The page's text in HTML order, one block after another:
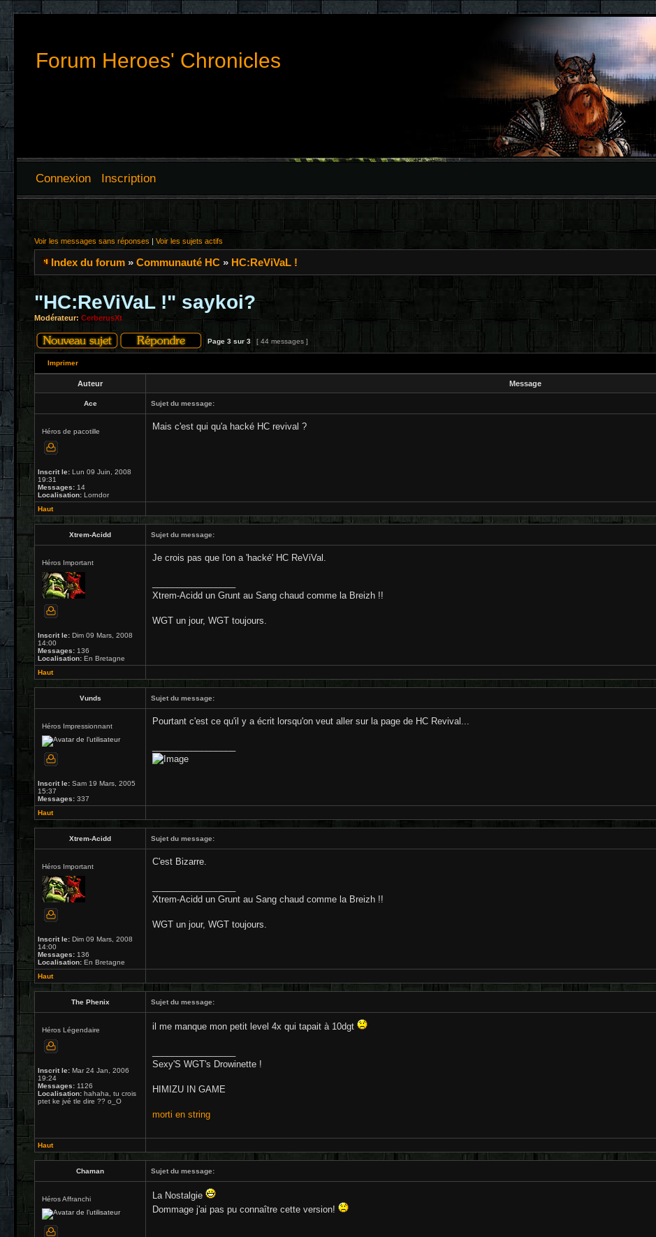
Forum Heroes' Chronicles
Connexion Inscription
Voir les messages sans réponses | Voir les sujets actifs
Index du forum » Communauté HC » HC:ReViVaL !
"HC:ReViVaL !" saykoi?
Modérateur: CerberusXt
Page 3 sur 3 [ 44 messages ]
Imprimer
Auteur Message
Ace Sujet du message:
Héros de pacotille
Inscrit le: Lun 09 Juin, 2008
19:31
Messages: 14
Localisation: Lorndor
Mais c'est qui qu'a hacké HC revival ?
Haut
Xtrem-Acidd Sujet du message:
Héros Important
Inscrit le: Dim 09 Mars, 2008
14:00
Messages: 136
Localisation: En Bretagne
Je crois pas que l'on a 'hacké' HC ReViVal.
Xtrem-Acidd un Grunt au Sang chaud comme la Breizh !!
WGT un jour, WGT toujours.
Haut
Vunds Sujet du message:
Héros Impressionnant
Inscrit le: Sam 19 Mars, 2005
15:37
Messages: 337
Pourtant c'est ce qu'il y a écrit lorsqu'on veut aller sur la page de HC Revival...
Haut
Xtrem-Acidd Sujet du message:
Héros Important
Inscrit le: Dim 09 Mars, 2008
14:00
Messages: 136
Localisation: En Bretagne
C'est Bizarre.
Xtrem-Acidd un Grunt au Sang chaud comme la Breizh !!
WGT un jour, WGT toujours.
Haut
The Phenix Sujet du message:
Héros Légendaire
Inscrit le: Mar 24 Jan, 2006
19:24
Messages: 1126
Localisation: hahaha, tu crois
ptet ke jvé tle dire ?? o_O
il me manque mon petit level 4x qui tapait à 10dgt
Sexy'S WGT's Drowinette !
HIMIZU IN GAME
morti en string
Haut
Chaman Sujet du message:
Héros Affranchi
La Nostalgie
Dommage j'ai pas pu connaître cette version!